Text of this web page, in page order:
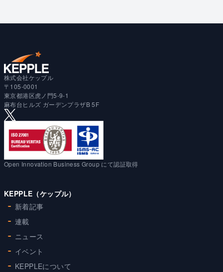
株式会社ケップル
〒105-0001
東京都港区虎ノ門5-9-1
麻布台ヒルズ ガーデンプラザB 5F
Open Innovation Business Group にて認証取得
KEPPLE（ケップル）
新着記事
連載
ニュース
イベント
KEPPLEについて